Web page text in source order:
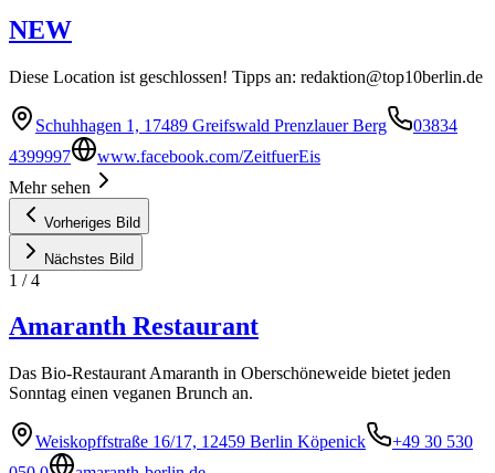
NEW
Diese Location ist geschlossen! Tipps an: redaktion@top10berlin.de
Schuhhagen 1, 17489 Greifswald Prenzlauer Berg
03834
4399997
www.facebook.com/ZeitfuerEis
Mehr sehen
Vorheriges Bild
Nächstes Bild
1 /4
Amaranth Restaurant
Das Bio-Restaurant Amaranth in Oberschöneweide bietet jeden
Sonntag einen veganen Brunch an.
Weiskopffstraße 16/17, 12459 Berlin Köpenick
+49 30 530